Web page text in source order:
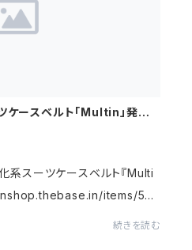
ースベルト「Multin」発
系スーツケースベルト『Multi
items/530
続きを読む